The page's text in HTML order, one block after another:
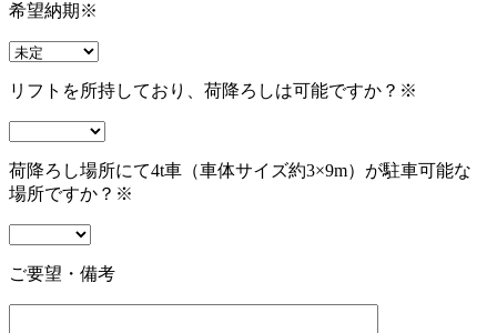
希望納期 ※
リフトを所持しており、荷降ろしは可能ですか？ ※
荷降ろし場所にて4t車（車体サイズ約3×9m）が駐車可能な
場所ですか？ ※
ご要望・備考